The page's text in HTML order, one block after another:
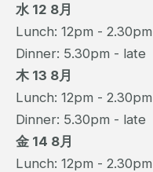
水 12 8月
Lunch: 12pm - 2.30pm
Dinner: 5.30pm - late
木 13 8月
Lunch: 12pm - 2.30pm
Dinner: 5.30pm - late
金 14 8月
Lunch: 12pm - 2.30pm